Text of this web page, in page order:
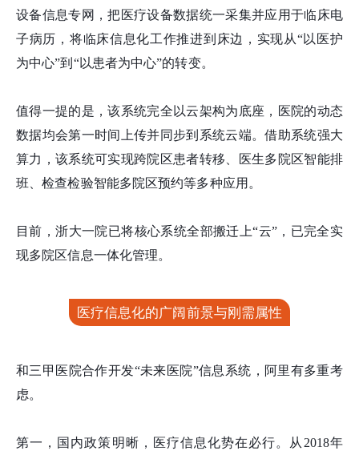
设备信息专网，把医疗设备数据统一采集并应用于临床电
子病历，将临床信息化工作推进到床边，实现从“以医护
为中心”到“以患者为中心”的转变。
值得一提的是，该系统完全以云架构为底座，医院的动态
数据均会第一时间上传并同步到系统云端。借助系统强大
算力，该系统可实现跨院区患者转移、医生多院区智能排
班、检查检验智能多院区预约等多种应用。
目前，浙大一院已将核心系统全部搬迁上“云”，已完全实
现多院区信息一体化管理。
医疗信息化的广阔前景与刚需属性
和三甲医院合作开发“未来医院”信息系统，阿里有多重考
虑。
第一，国内政策明晰，医疗信息化势在必行。从2018年